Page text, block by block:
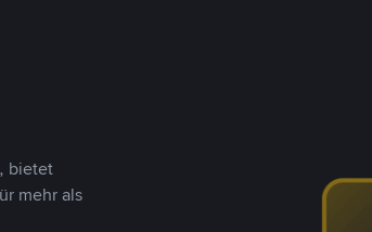
bietet
mehr als